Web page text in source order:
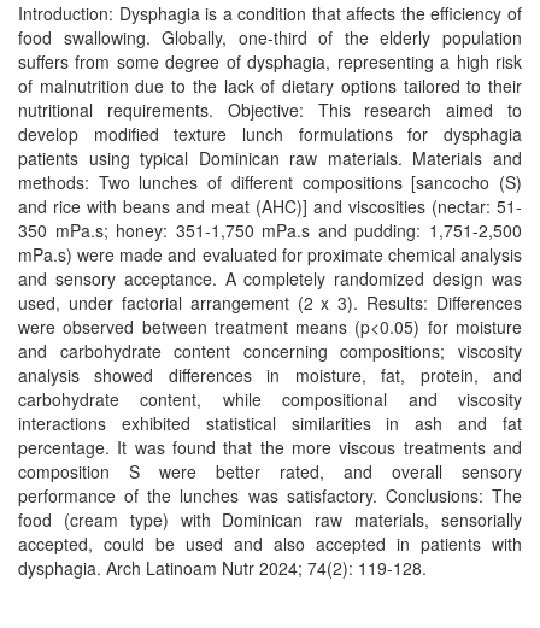
Introduction: Dysphagia is a condition that affects the efficiency of
food swallowing. Globally, one-third of the elderly population
suffers from some degree of dysphagia, representing a high risk
of malnutrition due to the lack of dietary options tailored to their
nutritional requirements. Objective: This research aimed to
develop modified texture lunch formulations for dysphagia
patients using typical Dominican raw materials. Materials and
methods: Two lunches of different compositions [sancocho (S)
and rice with beans and meat (AHC)] and viscosities (nectar: 51-
350 mPa.s; honey: 351-1,750 mPa.s and pudding: 1,751-2,500
mPa.s) were made and evaluated for proximate chemical analysis
and sensory acceptance. A completely randomized design was
used, under factorial arrangement (2 x 3). Results: Differences
were observed between treatment means (p<0.05) for moisture
and carbohydrate content concerning compositions; viscosity
analysis showed differences in moisture, fat, protein, and
carbohydrate content, while compositional and viscosity
interactions exhibited statistical similarities in ash and fat
percentage. It was found that the more viscous treatments and
composition S were better rated, and overall sensory
performance of the lunches was satisfactory. Conclusions: The
food (cream type) with Dominican raw materials, sensorially
accepted, could be used and also accepted in patients with
dysphagia. Arch Latinoam Nutr 2024; 74(2): 119-128.